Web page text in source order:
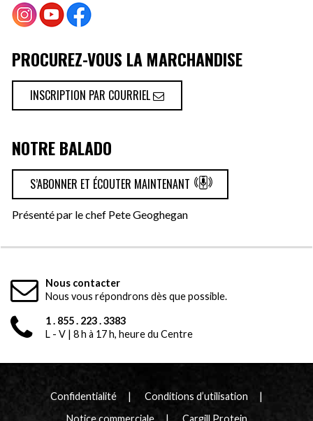
PROCUREZ-VOUS LA MARCHANDISE
INSCRIPTION PAR COURRIEL
NOTRE BALADO
S’ABONNER ET ÉCOUTER MAINTENANT
Présenté par le chef Pete Geoghegan
Nous contacter
Nous vous répondrons dès que possible.
1 . 855 . 223 . 3383
L - V | 8 h à 17 h, heure du Centre
Confidentialité
Conditions d’utilisation
Notice commerciale
Cargill Protein